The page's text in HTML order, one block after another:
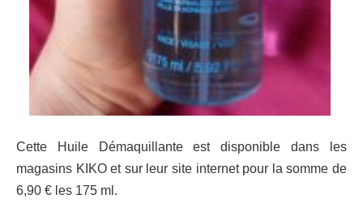
Cette Huile Démaquillante est disponible dans les
magasins KIKO et sur leur site internet pour la somme de
6,90 € les 175 ml.